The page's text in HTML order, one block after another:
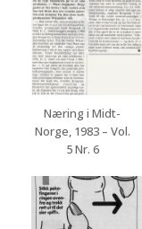
Næring i Midt-
Norge, 1983 – Vol.
5 Nr. 6